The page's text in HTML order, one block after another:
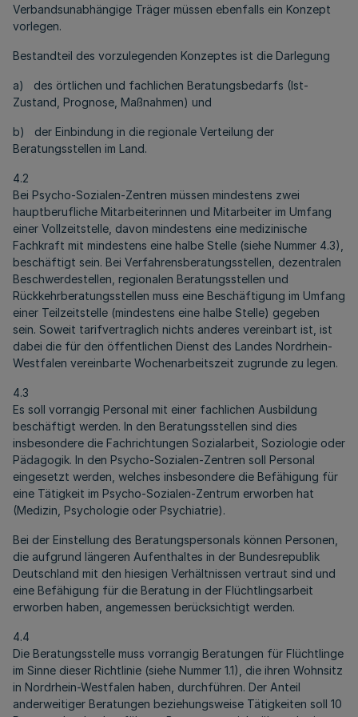
Verbandsunabhängige Träger müssen ebenfalls ein Konzept
vorlegen.
Bestandteil des vorzulegenden Konzeptes ist die Darlegung
a) des örtlichen und fachlichen Beratungsbedarfs (Ist-
Zustand, Prognose, Maßnahmen) und
b) der Einbindung in die regionale Verteilung der
Beratungsstellen im Land.
4.2
Bei Psycho-Sozialen-Zentren müssen mindestens zwei
hauptberufliche Mitarbeiterinnen und Mitarbeiter im Umfang
einer Vollzeitstelle, davon mindestens eine medizinische
Fachkraft mit mindestens eine halbe Stelle (siehe Nummer 4.3),
beschäftigt sein. Bei Verfahrensberatungsstellen, dezentralen
Beschwerdestellen, regionalen Beratungsstellen und
Rückkehrberatungsstellen muss eine Beschäftigung im Umfang
einer Teilzeitstelle (mindestens eine halbe Stelle) gegeben
sein. Soweit tarifvertraglich nichts anderes vereinbart ist, ist
dabei die für den öffentlichen Dienst des Landes Nordrhein-
Westfalen vereinbarte Wochenarbeitszeit zugrunde zu legen.
4.3
Es soll vorrangig Personal mit einer fachlichen Ausbildung
beschäftigt werden. In den Beratungsstellen sind dies
insbesondere die Fachrichtungen Sozialarbeit, Soziologie oder
Pädagogik. In den Psycho-Sozialen-Zentren soll Personal
eingesetzt werden, welches insbesondere die Befähigung für
eine Tätigkeit im Psycho-Sozialen-Zentrum erworben hat
(Medizin, Psychologie oder Psychiatrie).
Bei der Einstellung des Beratungspersonals können Personen,
die aufgrund längeren Aufenthaltes in der Bundesrepublik
Deutschland mit den hiesigen Verhältnissen vertraut sind und
eine Befähigung für die Beratung in der Flüchtlingsarbeit
erworben haben, angemessen berücksichtigt werden.
4.4
Die Beratungsstelle muss vorrangig Beratungen für Flüchtlinge
im Sinne dieser Richtlinie (siehe Nummer 1.1), die ihren Wohnsitz
in Nordrhein-Westfalen haben, durchführen. Der Anteil
anderweitiger Beratungen beziehungsweise Tätigkeiten soll 10